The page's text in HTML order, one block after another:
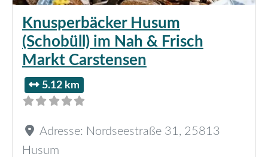
Knusperbäcker Husum
(Schobüll) im Nah & Frisch
Markt Carstensen
5.12 km
Adresse: Nordseestraße 31 , 25813
Husum